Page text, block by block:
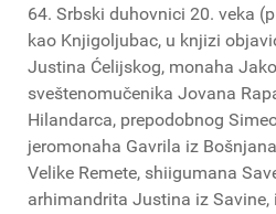
64. Srbski duhovnici 20. veka
kao Knjigoljubac, u knjizi
Justina Ćelijskog, monaha
sveštenomučenika Jovana
Hilandarca, prepodobnog
jeromonaha Gavrila iz
Velike Remete, shiigumana
arhimandrita Justina iz Savine,